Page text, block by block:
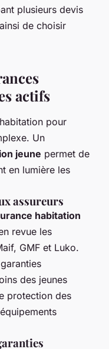
plusieurs devis
de choisir
actifs
pour
Un
jeune permet de
en lumière les
assureurs
habitation
revue les
GMF et Luko.
des jeunes
protection des